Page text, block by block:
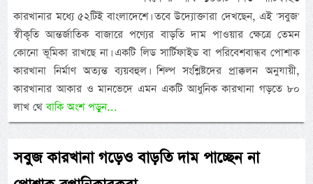
কারখানার মধ্যে ৫২টিই বাংলাদেশে। তবে উদ্যোক্তারা দেখছেন, এই 'সবুজ'
স্বীকৃতি আন্তর্জাতিক বাজারে পণ্যের বাড়তি দাম পাওয়ার ক্ষেত্রে তেমন
কোনো ভূমিকা রাখছে না। একটি লিড সার্টিফাইড বা পরিবেশবান্ধব পোশাক
কারখানা নির্মাণ অত্যন্ত ব্যয়বহুল। শিল্প সংশ্লিষ্টদের প্রাক্কলন অনুযায়ী,
কারখানার আকার ও মানভেদে এমন একটি আধুনিক কারখানা গড়তে ৮০
লাখ থেবাকি অংশ পড়ুন...
সবুজ কারখানা গড়েও বাড়তি দাম পাচ্ছেন না